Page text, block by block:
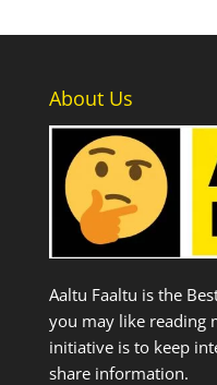
₹499.00.
About Us
Aaltu Faaltu is the
you may like reading
initiative is to keep
share information.